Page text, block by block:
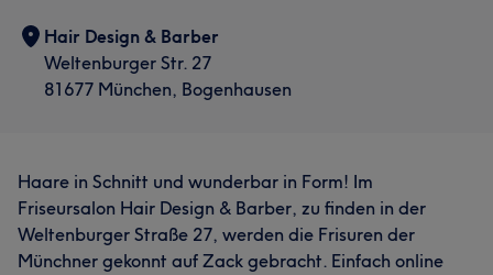
Hair Design & Barber
Weltenburger Str. 27
81677 München, Bogenhausen
Haare in Schnitt und wunderbar in Form! Im
Friseursalon Hair Design & Barber, zu finden in der
Weltenburger Straße 27, werden die Frisuren der
Münchner gekonnt auf Zack gebracht. Einfach online